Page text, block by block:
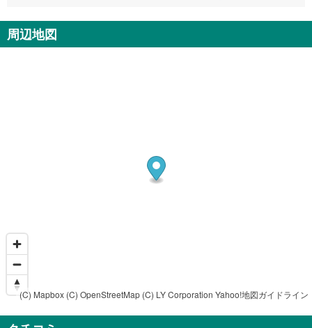
周辺地図
(C) Mapbox (C) OpenStreetMap (C) LY Corporation Yahoo!地図ガイドライン